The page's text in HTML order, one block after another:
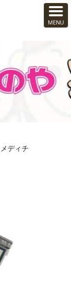
ディチ